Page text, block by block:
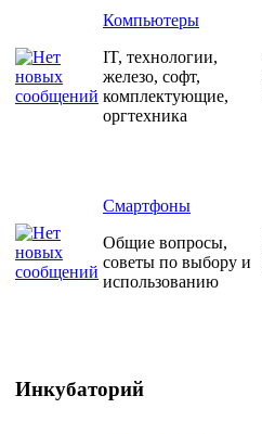
Компьютеры
IT, технологии,
железо, софт,
комплектующие,
оргтехника
Смартфоны
Общие вопросы,
советы по выбору и
использованию
Инкубаторий